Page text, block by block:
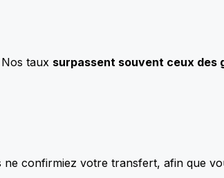
taux surpassent souvent ceux des
ne confirmiez votre transfert, afin que